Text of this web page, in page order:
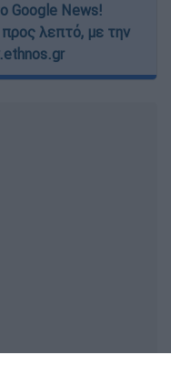
Google News!
προς λεπτό, με την